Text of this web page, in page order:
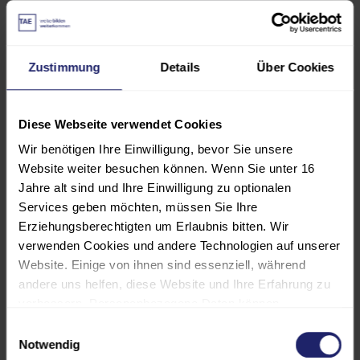
Zustimmung Details Über Cookies
Diese Webseite verwendet Cookies
Wir benötigen Ihre Einwilligung, bevor Sie unsere
Website weiter besuchen können. Wenn Sie unter 16
Jahre alt sind und Ihre Einwilligung zu optionalen
Services geben möchten, müssen Sie Ihre
Erziehungsberechtigten um Erlaubnis bitten. Wir
verwenden Cookies und andere Technologien auf unserer
Website. Einige von ihnen sind essenziell, während
andere uns helfen, diese Website und Ihre Erfahrung zu
personalisierte Anzeigen und Inhalte oder die Messung
Notwendig
Was lernen Sie konkret?
Sie erhalten praxisorientiertes
Plattformen & Tools:
Sie erhalten einen Überblick über
die wichtigsten No-Code-Tools
wie
Power Apps, KNIME, KNIME
Pround lernen deren
Einsatzgebiete kennen.